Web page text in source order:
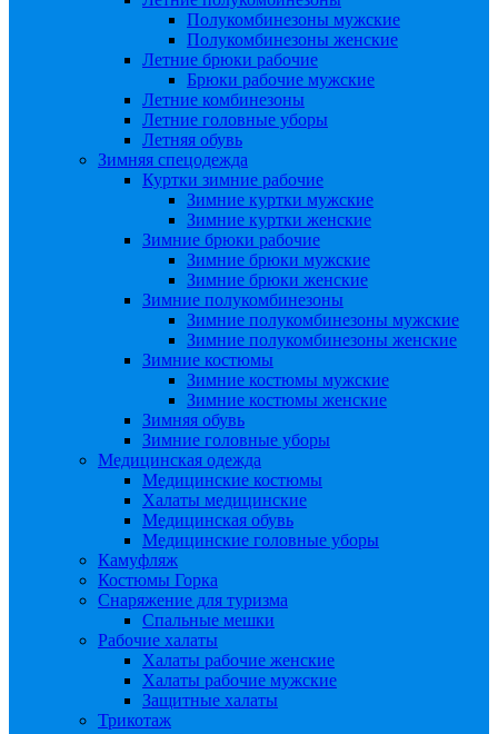
Полукомбинезоны мужские
Полукомбинезоны женские
Летние брюки рабочие
Брюки рабочие мужские
Летние комбинезоны
Летние головные уборы
Летняя обувь
Зимняя спецодежда
Куртки зимние рабочие
Зимние куртки мужские
Зимние куртки женские
Зимние брюки рабочие
Зимние брюки мужские
Зимние брюки женские
Зимние полукомбинезоны
Зимние полукомбинезоны мужские
Зимние полукомбинезоны женские
Зимние костюмы
Зимние костюмы мужские
Зимние костюмы женские
Зимняя обувь
Зимние головные уборы
Медицинская одежда
Медицинские костюмы
Халаты медицинские
Медицинская обувь
Медицинские головные уборы
Камуфляж
Костюмы Горка
Снаряжение для туризма
Спальные мешки
Рабочие халаты
Халаты рабочие женские
Халаты рабочие мужские
Защитные халаты
Трикотаж